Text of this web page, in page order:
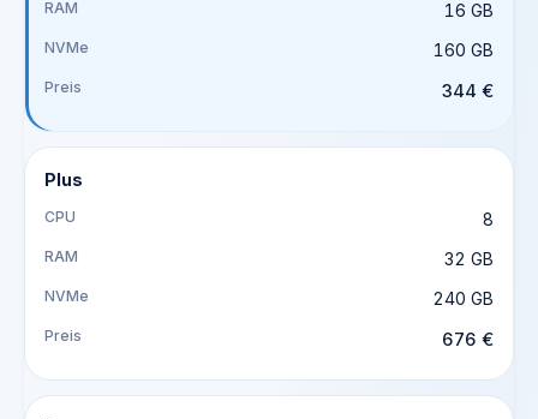
16 GB
160 GB
344 €
Plus
8
32 GB
240 GB
676 €